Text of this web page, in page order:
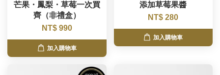
芒果・鳳梨・草莓一次買
齊（非禮盒）
NT$ 990
加入購物車
添加草莓果醬
NT$ 280
加入購物車